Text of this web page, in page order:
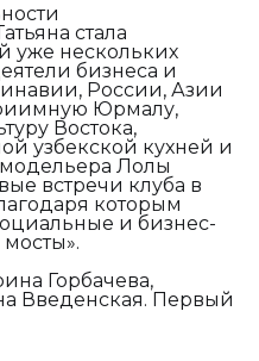
стала
уже нескольких
бизнеса и
России, Азии
Юрмалу,
Востока,
узбекской кухней и
Лолы
встречи клуба в
которым
и бизнес-
Горбачева,
Введенская. Первый